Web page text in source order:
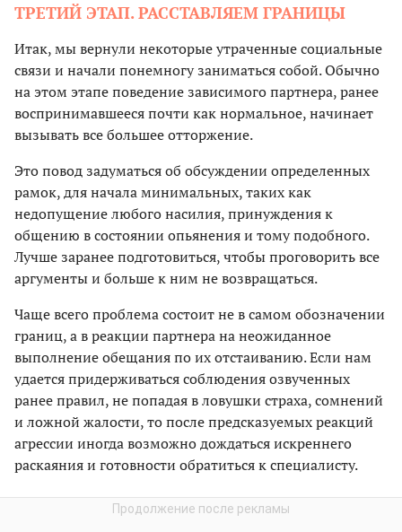
ТРЕТИЙ ЭТАП. РАССТАВЛЯЕМ ГРАНИЦЫ
Итак, мы вернули некоторые утраченные социальные
связи и начали понемногу заниматься собой. Обычно
на этом этапе поведение зависимого партнера, ранее
воспринимавшееся почти как нормальное, начинает
вызывать все большее отторжение.
Это повод задуматься об обсуждении определенных
рамок, для начала минимальных, таких как
недопущение любого насилия, принуждения к
общению в состоянии опьянения и тому подобного.
Лучше заранее подготовиться, чтобы проговорить все
аргументы и больше к ним не возвращаться.
Чаще всего проблема состоит не в самом обозначении
границ, а в реакции партнера на неожиданное
выполнение обещания по их отстаиванию. Если нам
удается придерживаться соблюдения озвученных
ранее правил, не попадая в ловушки страха, сомнений
и ложной жалости, то после предсказуемых реакций
агрессии иногда возможно дождаться искреннего
раскаяния и готовности обратиться к специалисту.